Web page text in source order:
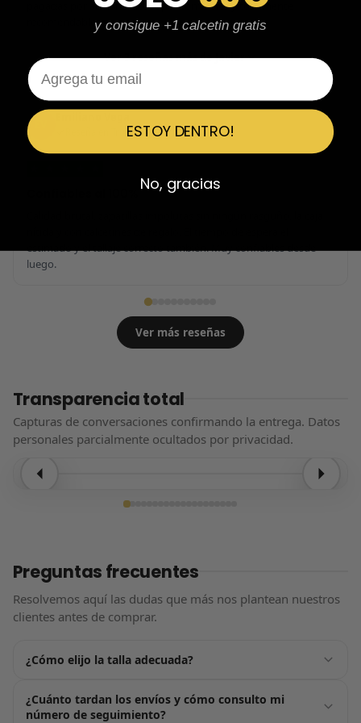
pagadas por adelantado. Súper confiables y totalmente
recomendables.
Ver 3 reseñas más de Javier
Reseña en Trustpilot
luego.
Ver más reseñas
Transparencia total
Capturas de conversaciones confirmando la entrega. Datos
personales parcialmente ocultados por privacidad.
Preguntas frecuentes
Resolvemos aquí las dudas que más nos plantean nuestros
clientes antes de comprar.
¿Cómo elijo la talla adecuada?
guía de tallas, pensada para ayudarte a acertar a la
¿Cuánto tardan los envíos y cómo consulto mi
número de seguimiento?
y consigue +1 calcetin gratis
Email
ESTOY DENTRO!
No, gracias